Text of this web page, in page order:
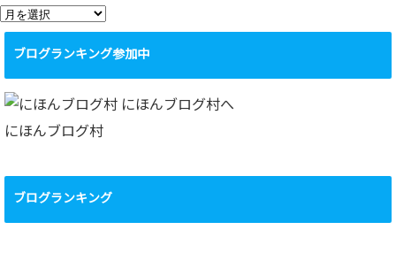
ア
ー
イ
ブ
ブログランキング参加中
にほんブログ村
ブログランキング